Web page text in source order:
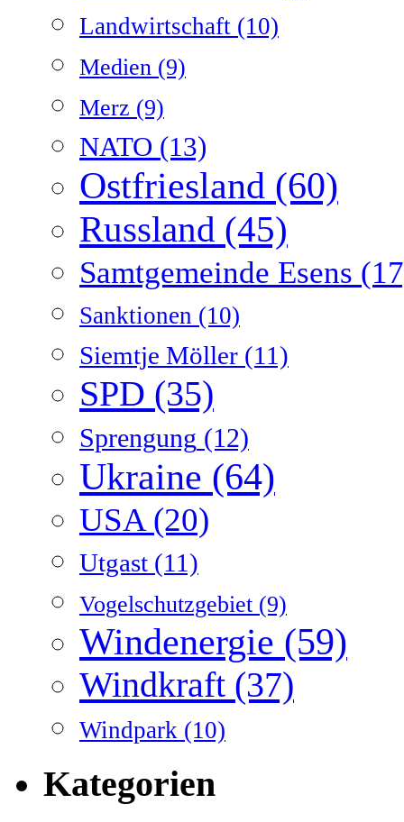
Landwirtschaft (10)
Medien (9)
Merz (9)
NATO (13)
Ostfriesland (60)
Russland (45)
Samtgemeinde Esens
Sanktionen (10)
Siemtje Möller (11)
SPD (35)
Sprengung (12)
Ukraine (64)
USA(20)
Utgast (11)
Vogelschutzgebiet (9)
Windenergie (59)
Windkraft (37)
Windpark (10)
Kategorien